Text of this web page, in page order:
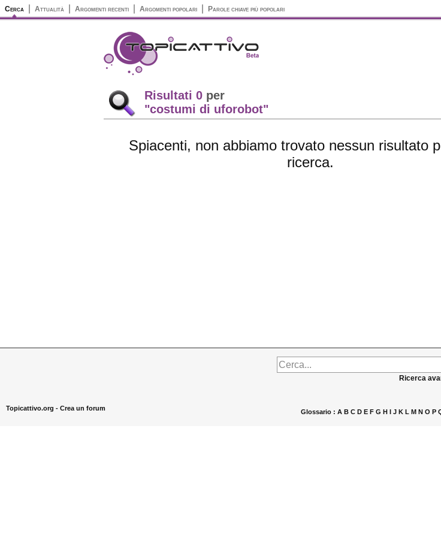
Cerca Attualità Argomenti recenti Argomenti popolari Parole chiave più popolari
Risultati 0per
"costumi di uforobot"
Spiacenti, non abbiamo trovato nessun risultato
ricerca.
Ricerca
Topicattivo.org - Crea un forum Glossario :ABCDEFGHIJKLMNOP